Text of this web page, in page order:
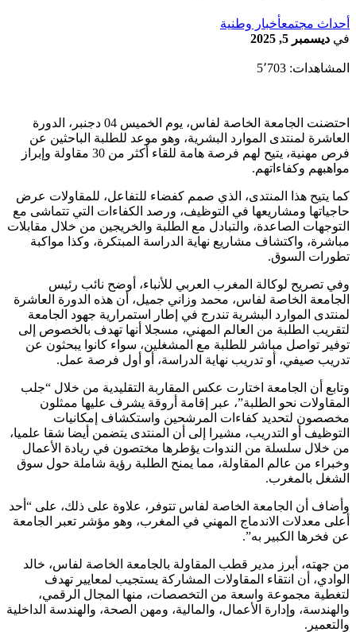
أحداث مجتمعأخبار وطنية
في ديسمبر 5, 2025
المشاهدات: 5٬703
احتضنت الجامعة الخاصة لفاس، يوم الخميس 04 دجنبر، الدورة
العاشرة لمنتدى الموارد البشرية، وهو موعد للطلبة الباحثين عن
فرص مهنية، يتيح لهم فرصة هامة للقاء أكثر من 30 مقاولة وإبراز
مواهبهم وكفاءاتهم.
كما يتيح هذا المنتدى، الذي صمم كفضاء للتفاعل، للمقاولات عرض
حاجياتها ومشاريعها في التوظيف، ورصد الكفاءات التي تتماشى مع
التوجهات الصاعدة، والتبادل مع الطلبة والخريجين من خلال مقابلات
مباشرة، واكتشاف مشاريع نهاية الدراسة المبتكرة، وكذا مواكبة
تطورات السوق.
وفي تصريح لوكالة المغرب العربي للأنباء، أوضح نائب رئيس
الجامعة الخاصة لفاس، محمد وزاني جميل، أن هذه الدورة العاشرة
لمنتدى الموارد البشرية تندرج في إطار استمرارية جهود الجامعة
لتقريب الطلبة من العالم المهني، مسجلا أنها تهدف بالخصوص إلى
توفير تواصل مباشر للطلبة مع المشغلين، سواء كانوا يبحثون عن
تدريب صيفي، أو تدريب نهاية الدراسة، أو أول فرصة عمل.
وتابع أن الجامعة اختارت عكس المقاربة التقليدية من خلال “جلب
المقاولات نحو الطلبة”، عبر إقامة أروقة يشرف عليها ممثلون
مخصصون لتحديد كفاءات المرشحين واستكشاف إمكانيات
التوظيف أو التدريب، مشيرا إلى أن المنتدى يتضمن أيضا شقا علميا،
من خلال سلسلة من الندوات يؤطرها مختصون في ريادة الأعمال
وخبراء من عالم المقاولة، مما يمنح الطلبة رؤية شاملة حول سوق
الشغل بالمغرب.
وأضاف أن الجامعة الخاصة لفاس تتوفر، علاوة على ذلك، على “أحد
أعلى معدلات الاندماج المهني في المغرب، وهو مؤشر تعبر الجامعة
عن فخرها الكبير به”.
من جهته، أبرز مدير قطب المقاولة بالجامعة الخاصة لفاس، خالد
الوادي، أن انتقاء المقاولات المشاركة يستجيب لمعايير تهدف
لتغطية مجموعة واسعة من التخصصات، منها المجال الرقمي،
والهندسة، وإدارة الأعمال، والمالية، ومهن الصحة، والهندسة الداخلية
والتعمير.